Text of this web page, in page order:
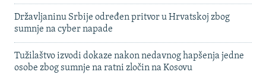
Državljaninu Srbije određen pritvor u Hrvatskoj zbog
sumnje na cyber napade
Tužilaštvo izvodi dokaze nakon nedavnog hapšenja jedne
osobe zbog sumnje na ratni zločin na Kosovu